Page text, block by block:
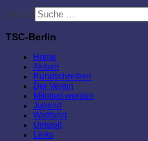
Suchen
TSC-Berlin
Home
Aktuell
Rundschreiben
Der Verein
Mitglied werden
Jugend
Wettfahrt
Umwelt
Links